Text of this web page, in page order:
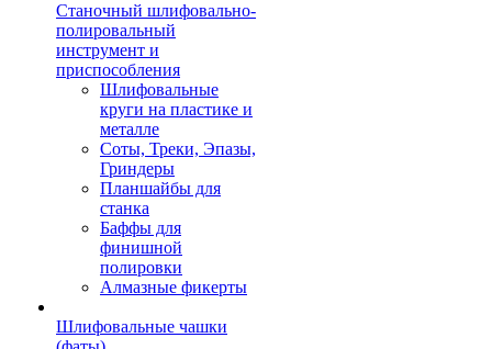
Станочный шлифовально-
полировальный
инструмент и
приспособления
Шлифовальные
круги на пластике и
металле
Соты, Треки, Эпазы,
Гриндеры
Планшайбы для
станка
Баффы для
финишной
полировки
Алмазные фикерты
Шлифовальные чашки